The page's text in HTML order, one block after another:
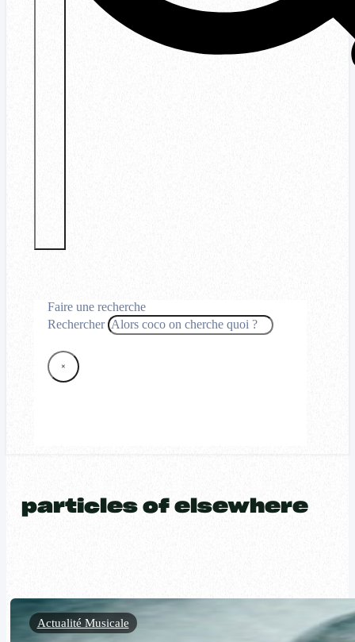
Faire une recherche
Rechercher
×
particles of elsewhere
Actualité Musicale